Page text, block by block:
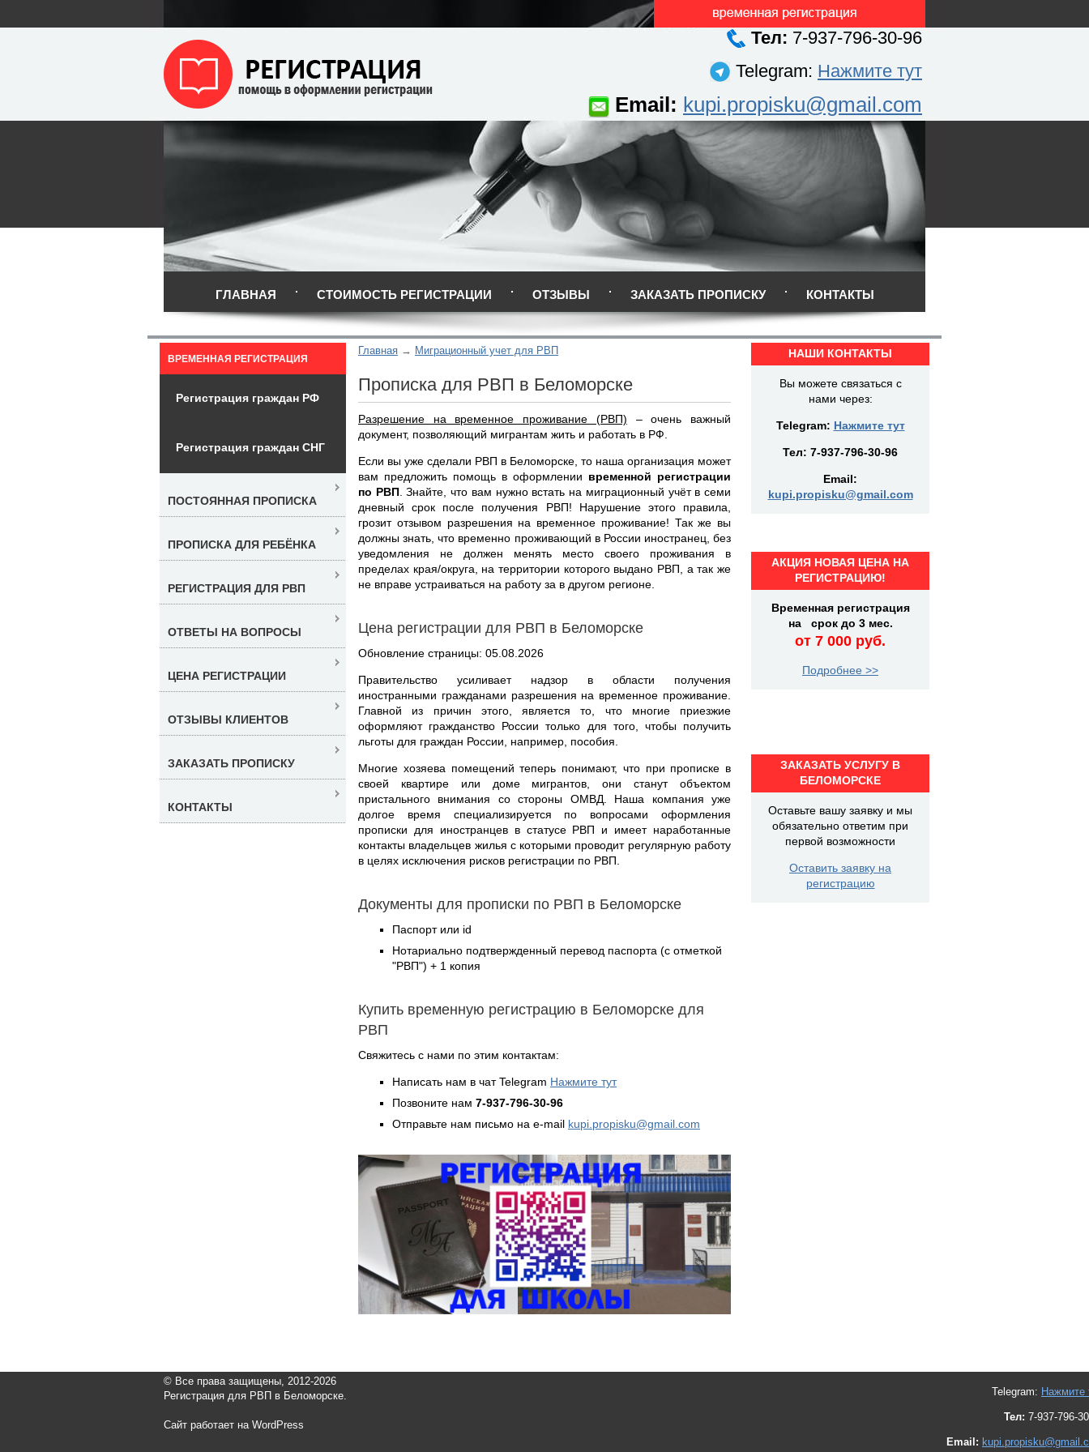
Тел: 7-937-796-30-96
Telegram: Нажмите тут
Email: kupi.propisku@gmail.com
ГЛАВНАЯ СТОИМОСТЬ РЕГИСТРАЦИИ ОТЗЫВЫ ЗАКАЗАТЬ ПРОПИСКУ КОНТАКТЫ
Главная Миграционный учет для РВП
Прописка для РВП в Беломорске
Разрешение на временное проживание (РВП) – очень важный
документ, позволяющий мигрантам жить и работать в РФ.
Если вы уже сделали РВП в Беломорске, то наша организация может
вам предложить помощь в оформлении временной регистрации
по РВП. Знайте, что вам нужно встать на миграционный учёт в семи
дневный срок после получения РВП! Нарушение этого правила,
грозит отзывом разрешения на временное проживание! Так же вы
должны знать, что временно проживающий в России иностранец, без
уведомления не должен менять место своего проживания в
пределах края/округа, на территории которого выдано РВП, а так же
не вправе устраиваться на работу за в другом регионе.
Цена регистрации для РВП в Беломорске
Обновление страницы: 05.08.2026
Правительство усиливает надзор в области получения
иностранными гражданами разрешения на временное проживание.
Главной из причин этого, является то, что многие приезжие
оформляют гражданство России только для того, чтобы получить
льготы для граждан России, например, пособия.
Многие хозяева помещений теперь понимают, что при прописке в
своей квартире или доме мигрантов, они станут объектом
пристального внимания со стороны ОМВД. Наша компания уже
долгое время специализируется по вопросами оформления
прописки для иностранцев в статусе РВП и имеет наработанные
контакты владельцев жилья с которыми проводит регулярную работу
в целях исключения рисков регистрации по РВП.
Документы для прописки по РВП в Беломорске
Паспорт или id
Нотариально подтвержденный перевод паспорта (с отметкой
"РВП") + 1 копия
Купить временную регистрацию в Беломорске для
РВП
Свяжитесь с нами по этим контактам:
Написать нам в чат Telegram Нажмите тут
Позвоните нам 7-937-796-30-96
Отправьте нам письмо на e-mail kupi.propisku@gmail.com
ВРЕМЕННАЯ РЕГИСТРАЦИЯ
Регистрация граждан РФ
Регистрация граждан СНГ
ПОСТОЯННАЯ ПРОПИСКА
ПРОПИСКА ДЛЯ РЕБЁНКА
РЕГИСТРАЦИЯ ДЛЯ РВП
ОТВЕТЫ НА ВОПРОСЫ
ЦЕНА РЕГИСТРАЦИИ
ОТЗЫВЫ КЛИЕНТОВ
ЗАКАЗАТЬ ПРОПИСКУ
КОНТАКТЫ
НАШИ КОНТАКТЫ
Вы можете связаться с
нами через:
Telegram: Нажмите тут
Тел: 7-937-796-30-96
Email:
kupi.propisku@gmail.com
АКЦИЯ НОВАЯ ЦЕНА НА
РЕГИСТРАЦИЮ!
Временная регистрация
на срок до 3 мес.
от 7 000 руб.
Подробнее >>
ЗАКАЗАТЬ УСЛУГУ В
БЕЛОМОРСКЕ
Оставьте вашу заявку и мы
обязательно ответим при
первой возможности
Оставить заявку на
регистрацию
© Все права защищены, 2012-2026
Регистрация для РВП в Беломорске.
Сайт работает на WordPress
Telegram: Нажмите
Тел: 7-937-796-
Email: